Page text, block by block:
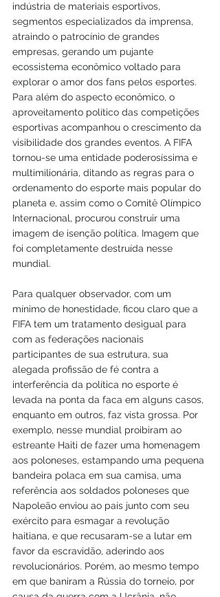
indústria de materiais esportivos,
segmentos especializados da imprensa,
atraindo o patrocínio de grandes
empresas, gerando um pujante
ecossistema econômico voltado para
explorar o amor dos fans pelos esportes.
Para além do aspecto econômico, o
aproveitamento político das competições
esportivas acompanhou o crescimento da
visibilidade dos grandes eventos. A FIFA
tornou-se uma entidade poderosíssima e
multimilionária, ditando as regras para o
ordenamento do esporte mais popular do
planeta e, assim como o Comitê Olímpico
Internacional, procurou construir uma
imagem de isenção política. Imagem que
foi completamente destruída nesse
mundial.
Para qualquer observador, com um
mínimo de honestidade, ficou claro que a
FIFA tem um tratamento desigual para
com as federações nacionais
participantes de sua estrutura, sua
alegada profissão de fé contra a
interferência da política no esporte é
levada na ponta da faca em alguns casos,
enquanto em outros, faz vista grossa. Por
exemplo, nesse mundial proibiram ao
estreante Haiti de fazer uma homenagem
aos poloneses, estampando uma pequena
bandeira polaca em sua camisa, uma
referência aos soldados poloneses que
Napoleão enviou ao país junto com seu
exército para esmagar a revolução
haitiana, e que recusaram-se a lutar em
favor da escravidão, aderindo aos
revolucionários. Porém, ao mesmo tempo
em que baniram a Rússia do torneio, por